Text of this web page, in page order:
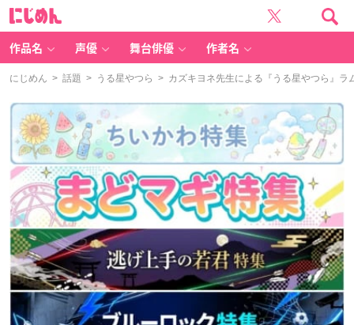
作品名 声優 舞台俳優 作者名
にじめん > 話題 > うる星やつら > カズキヨネ先生による『うる星やつら』ラ